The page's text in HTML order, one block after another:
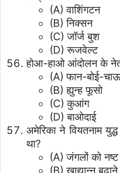
(A) वाशिंगटन
(B) निक्सन
(C) जॉर्ज बुश
(D) रूजवेल्ट
होआ-हाओ आंदोलन के
(A) फान-बोई-चाऊ
(B) ह्युन्ह फूसो
(C) कुआंग
(D) बाओदाई
अमेरिका ने वियतनाम
था?
(A) जंगलों को
(B) खाद्यान्न